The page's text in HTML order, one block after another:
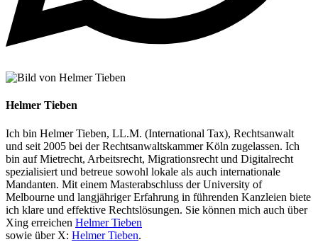
Helmer Tieben
Ich bin Helmer Tieben, LL.M. (International Tax), Rechtsanwalt
und seit 2005 bei der Rechtsanwaltskammer Köln zugelassen. Ich
bin auf Mietrecht, Arbeitsrecht, Migrationsrecht und Digitalrecht
spezialisiert und betreue sowohl lokale als auch internationale
Mandanten. Mit einem Masterabschluss der University of
Melbourne und langjähriger Erfahrung in führenden Kanzleien biete
ich klare und effektive Rechtslösungen. Sie können mich auch über
Xing erreichen Helmer Tieben
sowie über X: Helmer Tieben.